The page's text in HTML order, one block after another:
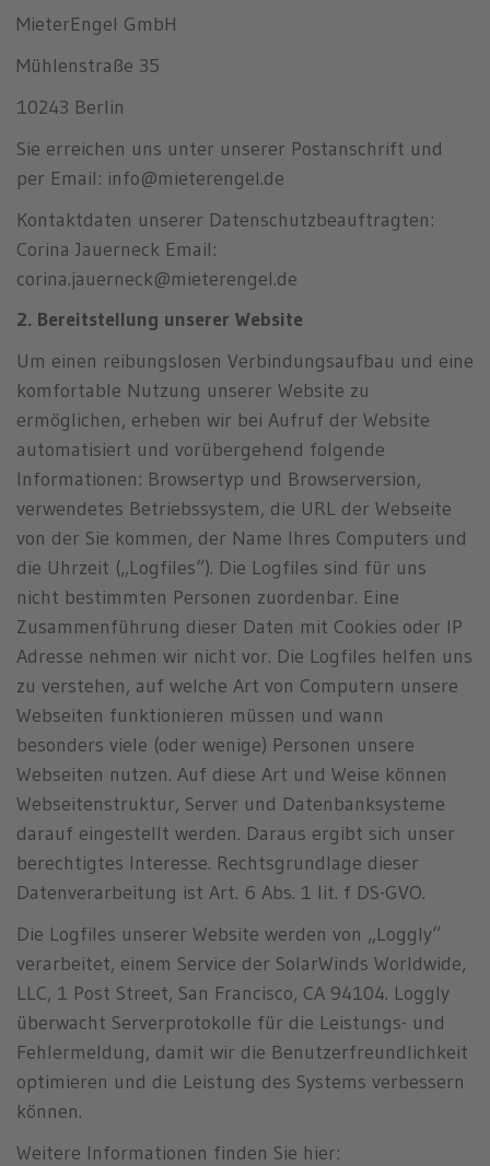
MieterEngel GmbH
Mühlenstraße 35
10243 Berlin
Sie erreichen uns unter unserer Postanschrift und
per Email: info@mieterengel.de
Kontaktdaten unserer Datenschutzbeauftragten:
Corina Jauerneck Email:
corina.jauerneck@mieterengel.de
2. Bereitstellung unserer Website
Um einen reibungslosen Verbindungsaufbau und eine
komfortable Nutzung unserer Website zu
ermöglichen, erheben wir bei Aufruf der Website
automatisiert und vorübergehend folgende
Informationen: Browsertyp und Browserversion,
verwendetes Betriebssystem, die URL der Webseite
von der Sie kommen, der Name Ihres Computers und
die Uhrzeit („Logfiles“). Die Logfiles sind für uns
nicht bestimmten Personen zuordenbar. Eine
Zusammenführung dieser Daten mit Cookies oder IP
Adresse nehmen wir nicht vor. Die Logfiles helfen uns
zu verstehen, auf welche Art von Computern unsere
Webseiten funktionieren müssen und wann
besonders viele (oder wenige) Personen unsere
Webseiten nutzen. Auf diese Art und Weise können
Webseitenstruktur, Server und Datenbanksysteme
darauf eingestellt werden. Daraus ergibt sich unser
berechtigtes Interesse. Rechtsgrundlage dieser
Datenverarbeitung ist Art. 6 Abs. 1 lit. f DS-GVO.
Die Logfiles unserer Website werden von „Loggly“
verarbeitet, einem Service der SolarWinds Worldwide,
LLC, 1 Post Street, San Francisco, CA 94104. Loggly
überwacht Serverprotokolle für die Leistungs- und
Fehlermeldung, damit wir die Benutzerfreundlichkeit
optimieren und die Leistung des Systems verbessern
können.
Weitere Informationen finden Sie hier: